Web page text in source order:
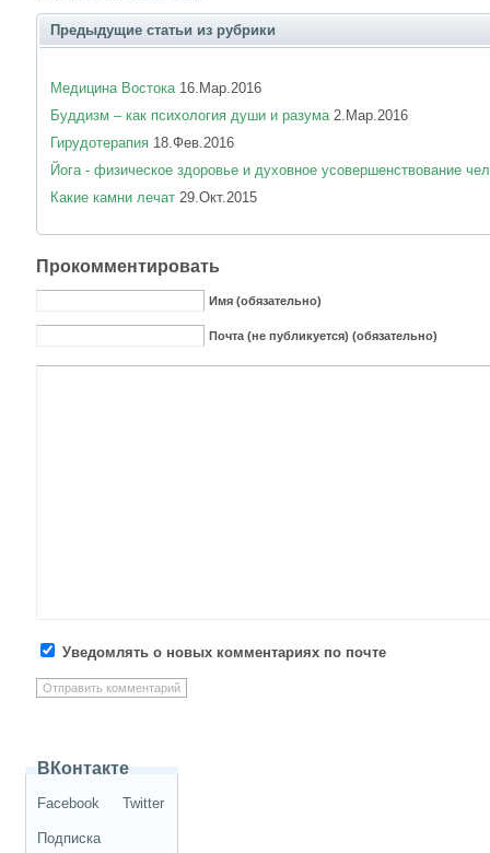
Предыдущие статьи из рубрики
Медицина Востока 16.Мар.2016
Буддизм – как психология души и разума 2.Мар.2016
Гирудотерапия 18.Фев.2016
Йога - физическое здоровье и духовное усовершенствование
Какие камни лечат 29.Окт.2015
Прокомментировать
Имя (обязательно)
Почта (не публикуется) (обязательно)
Уведомлять о новых комментариях по почте
ВКонтакте
Facebook Twitter
Подписка